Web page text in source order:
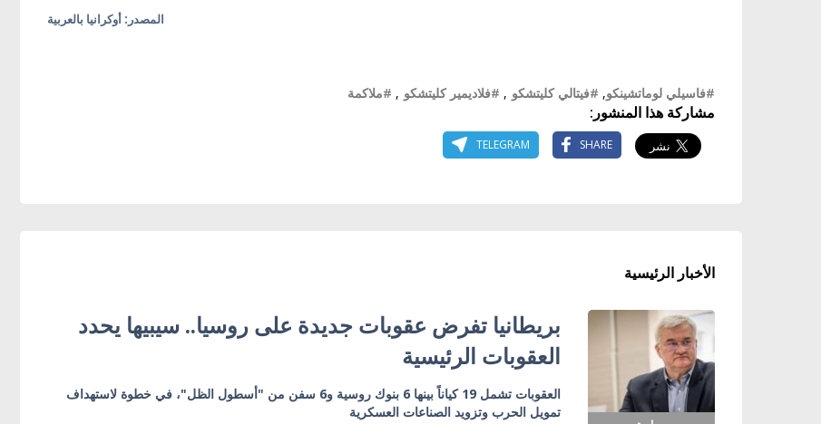
المصدر: أوكرانيا بالعربية
#فاسيلي لوماتشينكو, #فيتالي كليتشكو , #فلاديمير كليتشكو , #ملاكمة
مشاركة هذا المنشور:
SHARE
TELEGRAM
الأخبار الرئيسية
بريطانيا تفرض عقوبات جديدة على روسيا.. سيبيها يحدد
العقوبات الرئيسية
العقوبات تشمل 19 كياناً بينها 6 بنوك روسية و6 سفن من "أسطول الظل"، في خطوة لاستهداف
تمويل الحرب وتزويد الصناعات العسكرية